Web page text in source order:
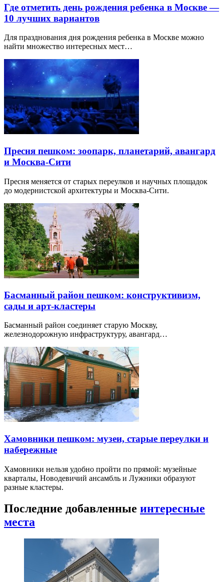
Где отметить день рождения ребенка в Москве —
10 лучших вариантов
Для празднования дня рождения ребенка в Москве можно
найти множество интересных мест…
Пресня пешком: зоопарк, планетарий, авангард
и Москва-Сити
Пресня меняется от старых переулков и научных площадок
до модернистской архитектуры и Москва-Сити.
Басманный район пешком: конструктивизм,
сады и арт-кластеры
Басманный район соединяет старую Москву,
железнодорожную инфраструктуру, авангард…
Хамовники пешком: музеи, старые переулки и
набережные
Хамовники нельзя удобно пройти по прямой: музейные
кварталы, Новодевичий ансамбль и Лужники образуют
разные кластеры.
Последние добавленные интересные
места